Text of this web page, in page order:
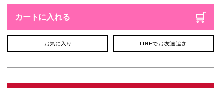
カートに入れる
お気に入り LINEでお友達追加